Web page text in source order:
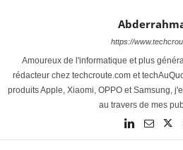
https://
Amoureux de l'informatique et plus
rédacteur chez techcroute.com et
produits Apple, Xiaomi, OPPO et Samsung,
au travers de mes